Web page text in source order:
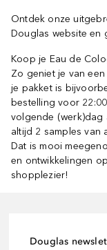
Ontdek onze
Douglas website en
Koop je Eau de
Zo geniet je van
je pakket is
bestelling voor
volgende
altijd 2 samples van
Dat is mooi
en ontwikkelingen
shopplezier!
Douglas